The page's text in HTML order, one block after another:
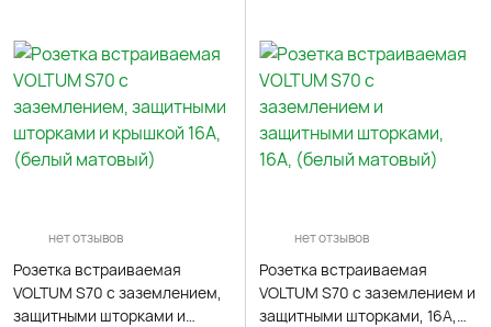
нет отзывов
Розетка встраиваемая
VOLTUM S70 с заземлением,
защитными шторками и
нет отзывов
Розетка встраиваемая
VOLTUM S70 с заземлением и
защитными шторками, 16А,